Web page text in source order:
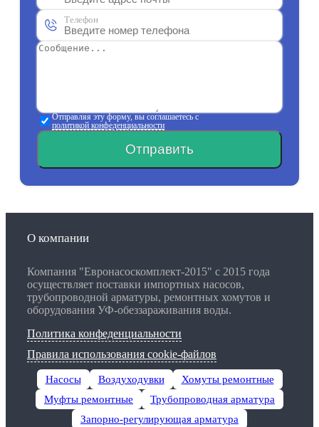
Телефон
Отправляя эту форму, вы соглашаетесь с
политикой конфеденциальности
Отправить
О компании
Компания "Евронасоскомплект-2015" с 2015 года
осуществляет поставки импортных насосов,
трубопроводной арматуры, ремонтных хомутов и
оборудования УФ-обеззараживания воды.
Политика конфеденциальности
Правила использования cookie-файлов
Насосы Воздуходувки
Хомуты ремонтные
Муфты ремонтные
Трубопроводная арматура
Запорно-регулирующая арматура